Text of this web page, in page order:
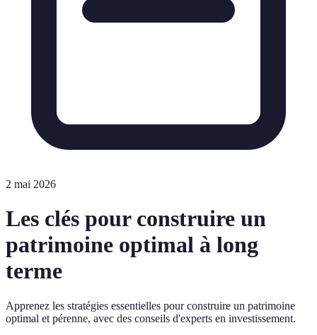
2 mai 2026
Les clés pour construire un
patrimoine optimal à long
terme
Apprenez les stratégies essentielles pour construire un patrimoine
optimal et pérenne, avec des conseils d'experts en investissement.